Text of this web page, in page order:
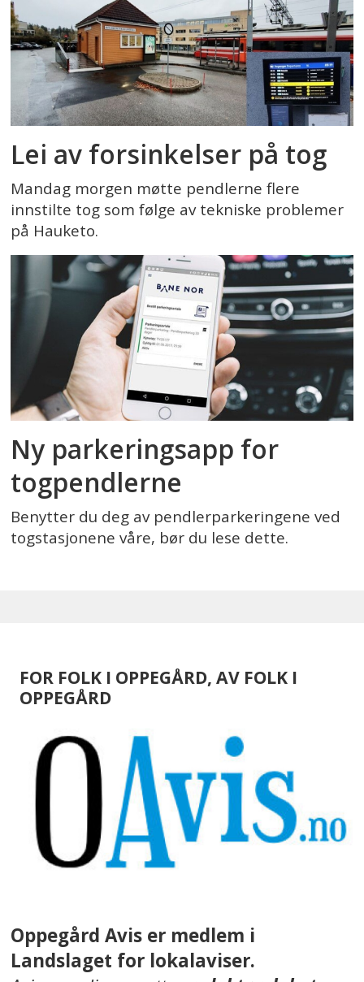
Lei av forsinkelser på tog
Mandag morgen møtte pendlerne flere
innstilte tog som følge av tekniske problemer
på Hauketo.
Ny parkeringsapp for
togpendlerne
Benytter du deg av pendlerparkeringene ved
togstasjonene våre, bør du lese dette.
FOR FOLK I OPPEGÅRD, AV FOLK I
OPPEGÅRD
Oppegård Avis er medlem i
Landslaget for lokalaviser.